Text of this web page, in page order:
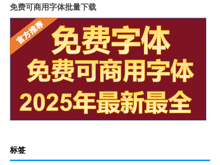
免费可商用字体批量下载
标签